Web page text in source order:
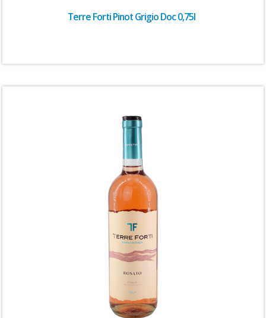
Terre Forti Pinot Grigio Doc 0,75l